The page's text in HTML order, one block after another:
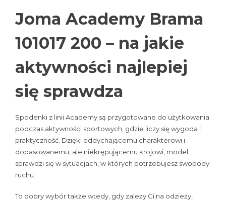
Joma Academy Brama
101017 200 – na jakie
aktywności najlepiej
się sprawdza
Spodenki z linii Academy są przygotowane do użytkowania
podczas aktywności sportowych, gdzie liczy się wygoda i
praktyczność. Dzięki oddychającemu charakterowi i
dopasowanemu, ale niekrępującemu krojowi, model
sprawdzi się w sytuacjach, w których potrzebujesz swobody
ruchu.
To dobry wybór także wtedy, gdy zależy Ci na odzieży,